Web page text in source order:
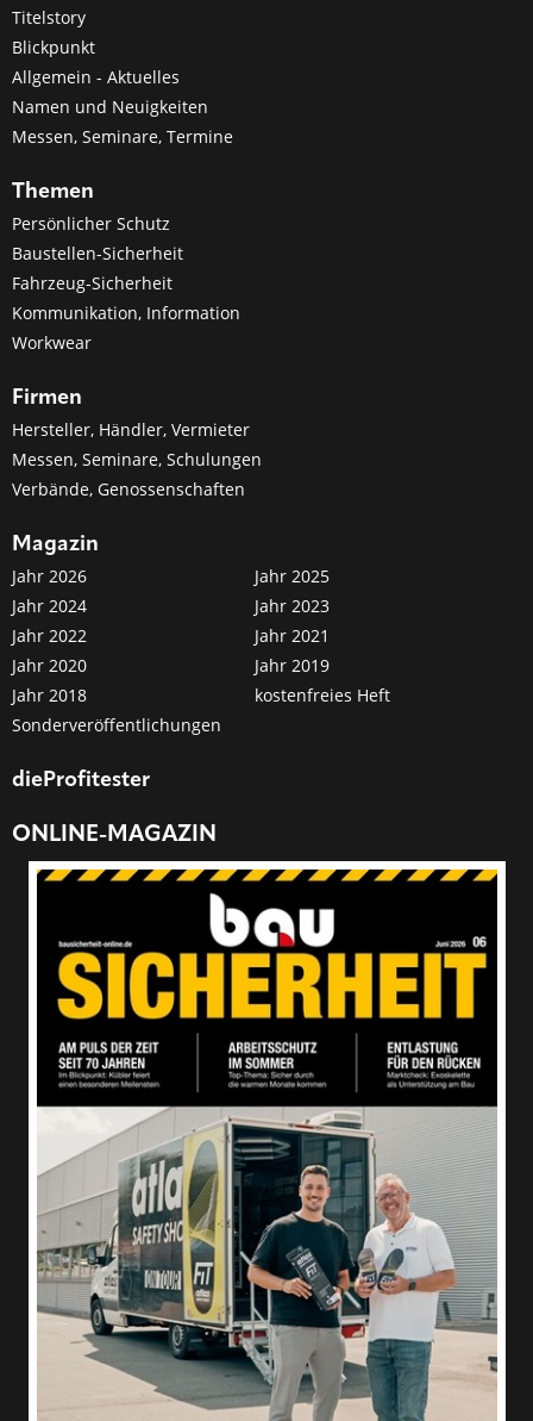
Titelstory
Blickpunkt
Allgemein - Aktuelles
Namen und Neuigkeiten
Messen, Seminare, Termine
Themen
Persönlicher Schutz
Baustellen-Sicherheit
Fahrzeug-Sicherheit
Kommunikation, Information
Workwear
Firmen
Hersteller, Händler, Vermieter
Messen, Seminare, Schulungen
Verbände, Genossenschaften
Magazin
Jahr 2026
Jahr 2025
Jahr 2024
Jahr 2023
Jahr 2022
Jahr 2021
Jahr 2020
Jahr 2019
Jahr 2018
kostenfreies Heft
Sonderveröffentlichungen
dieProfitester
ONLINE-MAGAZIN